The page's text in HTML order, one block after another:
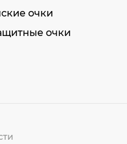
очки
очки